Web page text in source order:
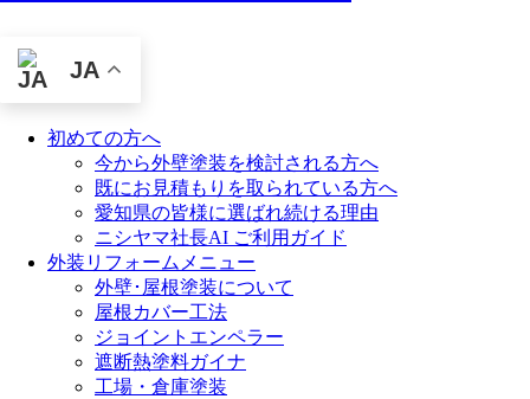
JA
初めての方へ
今から外壁塗装を検討される方へ
既にお見積もりを取られている方へ
愛知県の皆様に選ばれ続ける理由
ニシヤマ社長AI ご利用ガイド
外装リフォームメニュー
外壁･屋根塗装について
屋根カバー工法
ジョイントエンペラー
遮断熱塗料ガイナ
工場・倉庫塗装